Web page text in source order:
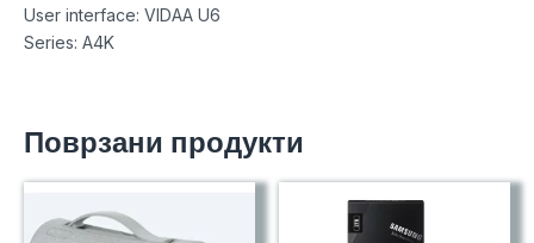
User interface: VIDAA U6
Series: A4K
Поврзани продукти